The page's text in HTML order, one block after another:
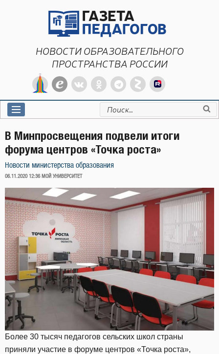
НОВОСТИ ОБРАЗОВАТЕЛЬНОГО
ПРОСТРАНСТВА РОССИИ
Искать:
В Минпросвещения подвели итоги
форума центров «Точка роста»
Новости министерства образования
ОПУБЛИКОВАНО
06.11.2020 12:36 МОЙ УНИВЕРСИТЕТ
Более 30 тысяч педагогов сельских школ страны
приняли участие в форуме центров «Точка роста»,